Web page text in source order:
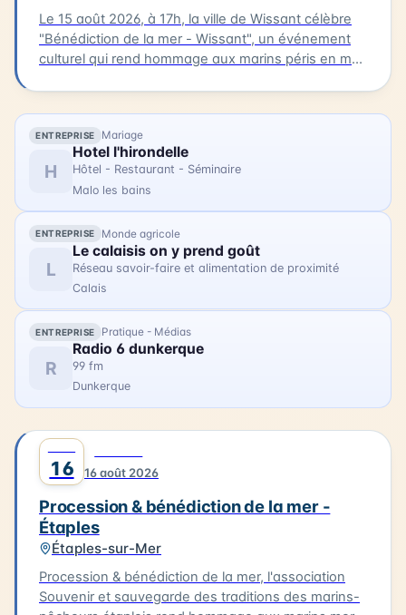
Le 15 août 2026, à 17h, la ville de Wissant célèbre
"Bénédiction de la mer - Wissant", un événement
culturel qui rend hommage aux marins péris en mer.
déroulera la bénédiction. Cette cérémonie sera
accompagnée de chants et aura lieu en présence
de flobarts, bateaux de pêche traditionnels. Ce
moment de réflexion et de commémoration aura
lieu dans un cadre emblématique de la Côte
ENTREPRISE Mariage
H
Hotel l'hirondelle
Hôtel - Restaurant - Séminaire
Malo les bains
ENTREPRISE Monde agricole
L
Le calaisis on y prend goût
Réseau savoir-faire et alimentation de proximité
Calais
ENTREPRISE Pratique - Médias
R
Radio 6 dunkerque
99 fm
Dunkerque
16 16 août 2026
Procession & bénédiction de la mer -
Étaples
Étaples-sur-Mer
Procession & bénédiction de la mer, l'association
Souvenir et sauvegarde des traditions des marins-